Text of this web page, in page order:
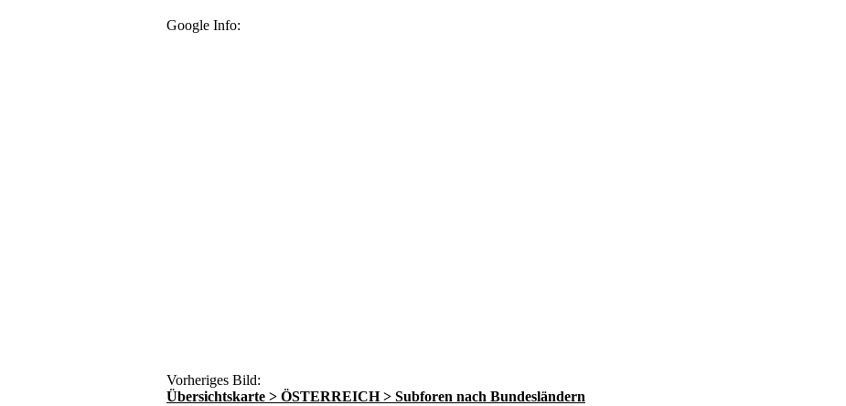
Google Info:
Vorheriges Bild:
Übersichtskarte > ÖSTERREICH > Subforen nach Bundesländern